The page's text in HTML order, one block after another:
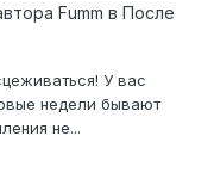
Fumm в После
У вас
недели бывают
не...